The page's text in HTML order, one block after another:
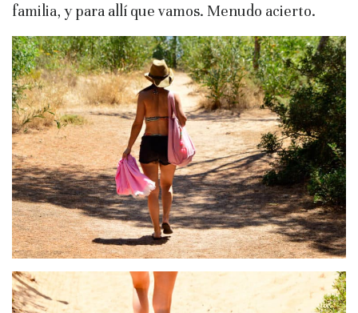
familia, y para allí que vamos. Menudo acierto.